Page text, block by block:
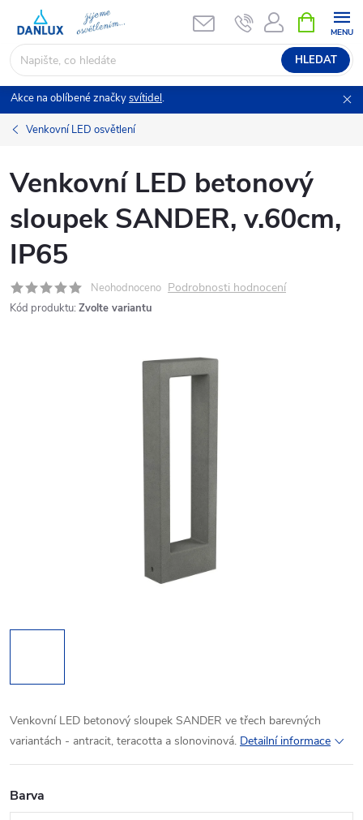
obsah
HLEDAT
NÁKUPNÍ
KOŠÍK
Akce na oblíbené značkysvítidel.
Venkovní LED osvětlení
Venkovní LED betonový
sloupek SANDER, v.60cm,
IP65
Neohodnoceno Podrobnosti hodnocení
Kód produktu: Zvolte variantu
Venkovní LED betonový sloupek SANDER ve třech barevných
variantách - antracit, teracotta a slonovinová. Detailní informace
Barva